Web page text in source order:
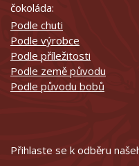
čokoláda:
Podle chuti
Podle výrobce
Podle příležitosti
Podle země původu
Podle původu bobů
Přihlaste se k odběru